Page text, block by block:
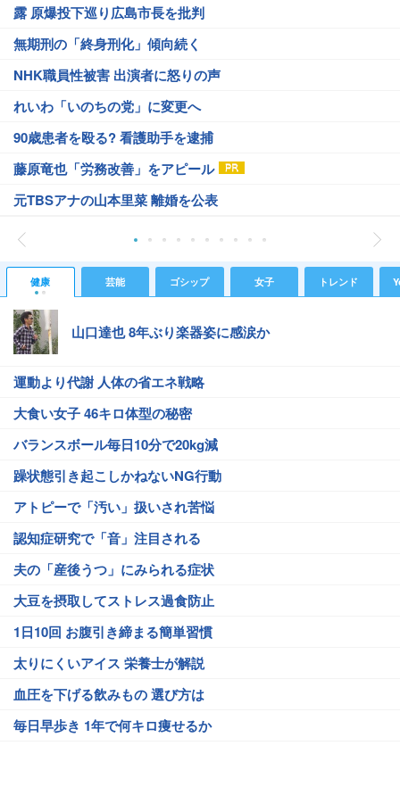
露 原爆投下巡り広島市長を批判
無期刑の「終身刑化」傾向続く
NHK職員性被害 出演者に怒りの声
れいわ「いのちの党」に変更へ
90歳患者を殴る? 看護助手を逮捕
藤原竜也「労務改善」をアピール
元TBSアナの山本里菜 離婚を公表
健康 芸能 ゴシップ 女子 トレンド
山口達也 8年ぶり楽器姿に感涙か
運動より代謝 人体の省エネ戦略
大食い女子 46キロ体型の秘密
バランスボール毎日10分で20kg減
躁状態引き起こしかねないNG行動
アトピーで「汚い」扱いされ苦悩
認知症研究で「音」注目される
夫の「産後うつ」にみられる症状
大豆を摂取してストレス過食防止
1日10回 お腹引き締まる簡単習慣
太りにくいアイス 栄養士が解説
血圧を下げる飲みもの 選び方は
毎日早歩き 1年で何キロ痩せるか